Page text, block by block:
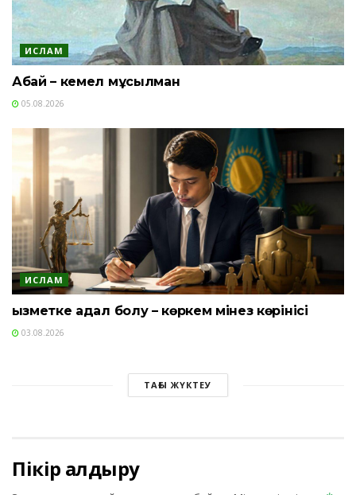
ИСЛАМ
Абай – кемел мұсылман
05.08.2026
ИСЛАМ
Қызметке адал болу – көркем мінез көрінісі
03.08.2026
ТАҒЫ ЖҮКТЕУ
Пікір қалдыру